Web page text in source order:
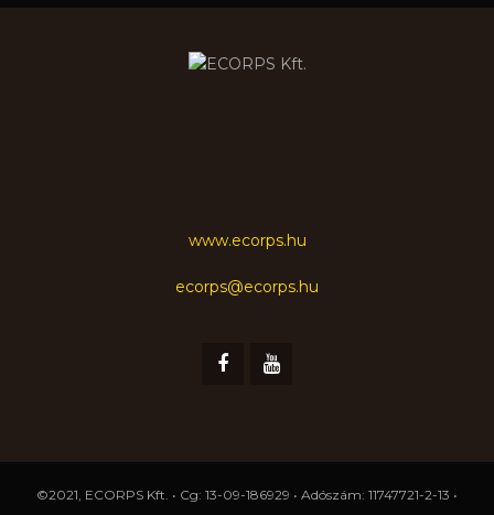
www.ecorps.hu
ecorps@ecorps.hu
©2021, ECORPS Kft. • Cg: 13-09-186929 • Adószám: 11747721-2-13 •